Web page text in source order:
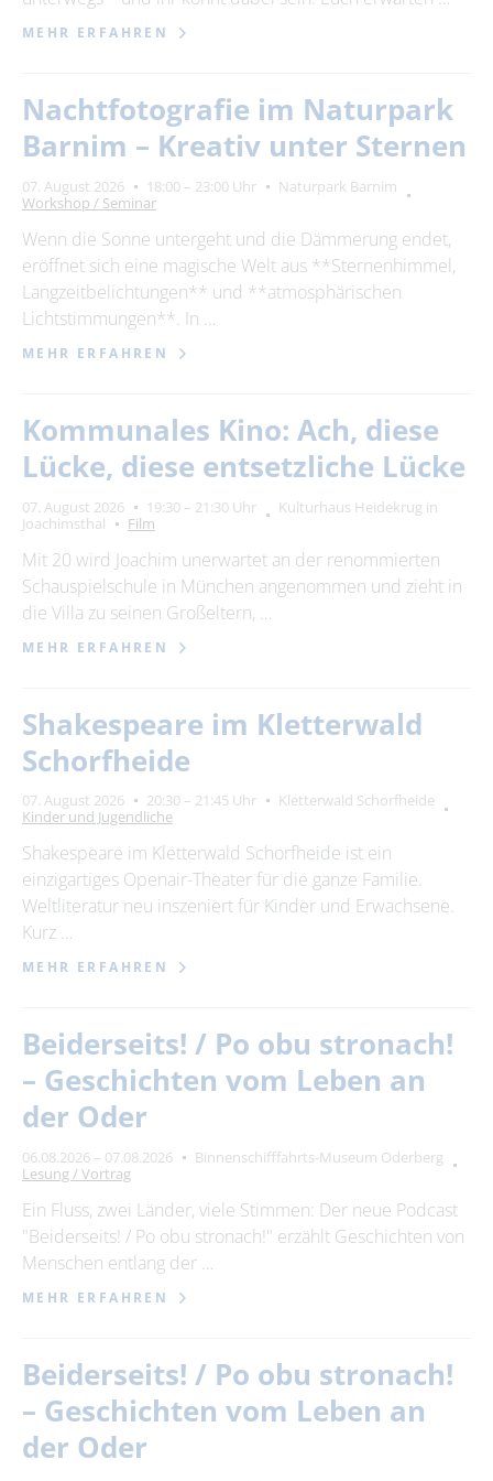
MEHR ERFAHREN
Nachtfotografie im Naturpark
Barnim – Kreativ unter Sternen
07. August 2026 18:00 – 23:00 Uhr
Naturpark Barnim
Workshop / Seminar
Wenn die Sonne untergeht und die Dämmerung endet,
eröffnet sich eine magische Welt aus **Sternenhimmel,
Langzeitbelichtungen** und **atmosphärischen
Lichtstimmungen**. In …
MEHR ERFAHREN
Kommunales Kino: Ach, diese
Lücke, diese entsetzliche Lücke
07. August 2026 19:30 – 21:30 Uhr
Kulturhaus Heidekrug in
Joachimsthal
Film
Mit 20 wird Joachim unerwartet an der renommierten
Schauspielschule in München angenommen und zieht in
die Villa zu seinen Großeltern, …
MEHR ERFAHREN
Shakespeare im Kletterwald
Schorfheide
07. August 2026 20:30 – 21:45 Uhr
Kletterwald Schorfheide
Kinder und Jugendliche
Shakespeare im Kletterwald Schorfheide ist ein
einzigartiges Openair-Theater für die ganze Familie.
Weltliteratur neu inszeniert für Kinder und Erwachsene.
Kurz …
MEHR ERFAHREN
Beiderseits! / Po obu stronach!
– Geschichten vom Leben an
der Oder
06.08.2026 – 07.08.2026
Binnenschifffahrts-Museum Oderberg
Lesung / Vortrag
Ein Fluss, zwei Länder, viele Stimmen: Der neue Podcast
"Beiderseits! / Po obu stronach!" erzählt Geschichten von
Menschen entlang der …
MEHR ERFAHREN
Beiderseits! / Po obu stronach!
– Geschichten vom Leben an
der Oder